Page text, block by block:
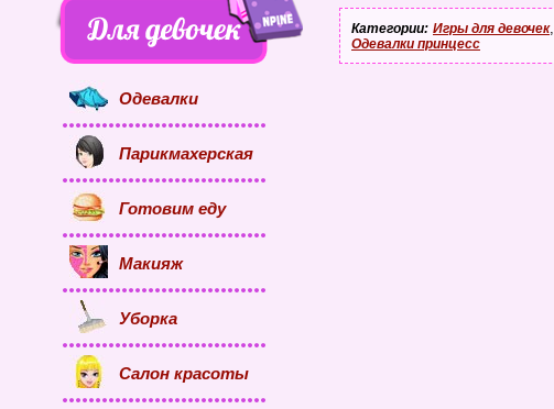
Категории: Игры для девочек,
Одевалки принцесс
Одевалки
Парикмахерская
Готовим еду
Макияж
Уборка
Салон красоты